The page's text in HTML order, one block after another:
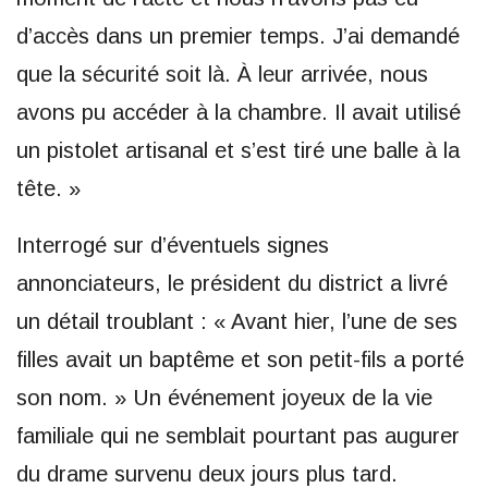
d’accès dans un premier temps. J’ai demandé
que la sécurité soit là. À leur arrivée, nous
avons pu accéder à la chambre. Il avait utilisé
un pistolet artisanal et s’est tiré une balle à la
tête. »
Interrogé sur d’éventuels signes
annonciateurs, le président du district a livré
un détail troublant : « Avant hier, l’une de ses
filles avait un baptême et son petit-fils a porté
son nom. » Un événement joyeux de la vie
familiale qui ne semblait pourtant pas augurer
du drame survenu deux jours plus tard.